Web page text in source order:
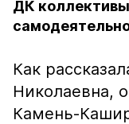
ДК
Как
Николаевна,
Камень-